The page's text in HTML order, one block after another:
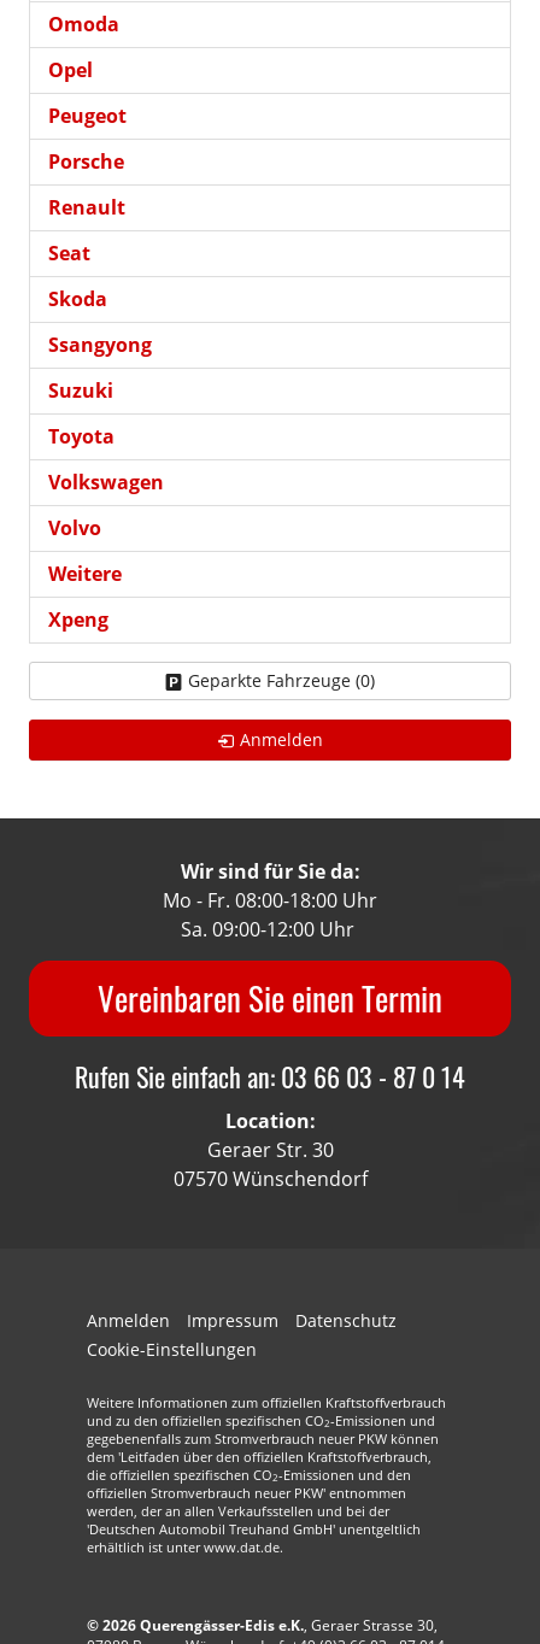
Omoda
Opel
Peugeot
Porsche
Renault
Seat
Skoda
Ssangyong
Suzuki
Toyota
Volkswagen
Volvo
Weitere
Xpeng
Geparkte Fahrzeuge (0)
Anmelden
Wir sind für Sie da:
Mo - Fr. 08:00-18:00 Uhr
Sa. 09:00-12:00 Uhr
Vereinbaren Sie einen Termin
Rufen Sie einfach an: 03 66 03 - 87 0 14
Location:
Geraer Str. 30
07570 Wünschendorf
Anmelden Impressum
Datenschutz
Cookie-Einstellungen
Weitere Informationen zum offiziellen Kraftstoffverbrauch
und zu den offiziellen spezifischen CO2-Emissionen und
gegebenenfalls zum Stromverbrauch neuer PKW können
dem 'Leitfaden über den offiziellen Kraftstoffverbrauch,
die offiziellen spezifischen CO2-Emissionen und den
offiziellen Stromverbrauch neuer PKW' entnommen
werden, der an allen Verkaufsstellen und bei der
'Deutschen Automobil Treuhand GmbH' unentgeltlich
erhältlich ist unter www.dat.de.
© 2026Querengässer-Edis e.K., Geraer Strasse 30,